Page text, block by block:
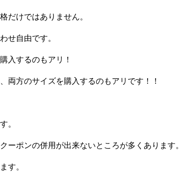
だけではありません。
せ自由です。
入するのもアリ！
両方のサイズを購入するのもアリです！！
。
ーポンの併用が出来ないところが多くあります。
す。